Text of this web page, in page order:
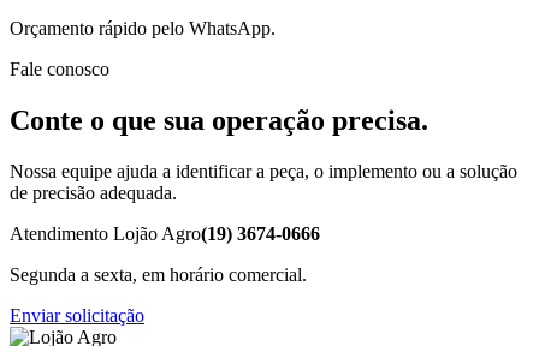
Orçamento rápido pelo WhatsApp.
Fale conosco
Conte o que sua operação precisa.
Nossa equipe ajuda a identificar a peça, o implemento ou a solução
de precisão adequada.
Atendimento Lojão Agro(19) 3674-0666
Segunda a sexta, em horário comercial.
Enviar solicitação